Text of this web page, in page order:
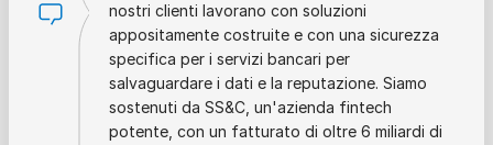
nostri clienti lavorano con soluzioni
appositamente costruite e con una sicurezza
specifica per i servizi bancari per
salvaguardare i dati e la reputazione. Siamo
sostenuti da SS&C, un'azienda fintech
potente, con un fatturato di oltre 6 miliardi di